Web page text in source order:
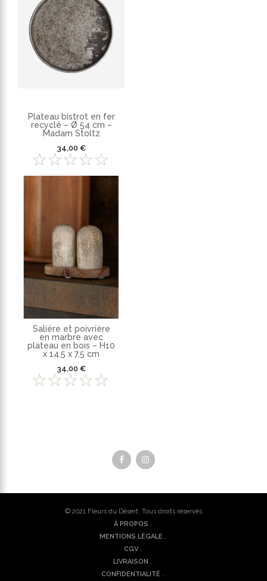
Plateau bistrot en fer
recyclé – Ø 54 cm –
Madam Stoltz
34,00 €
Salière et poivrière
en marbre avec
plateau en bois – H10
x 14,5 x 7,5 cm
34,00 €
© 2021 Fleurs du Désert . Tous droits réservés
À PROPOS .
MENTIONS LÉGALE .
CGV .
LIVRAISON .
CONFIDENTIALITÉ .